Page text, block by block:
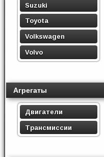
Suzuki
Toyota
Volkswagen
Volvo
Агрегаты
Двигатели
Трансмиссии